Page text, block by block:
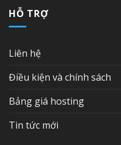
HỖ TRỢ
Liên hệ
Điều kiện và chính sách
Bảng giá hosting
Tin tức mới